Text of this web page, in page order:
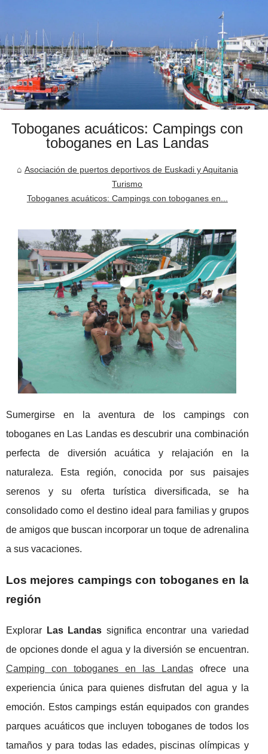
Toboganes acuáticos: Campings con
toboganes en Las Landas
Asociación de puertos deportivos de Euskadi y Aquitania
Turismo
Toboganes acuáticos: Campings con toboganes en...
Sumergirse en la aventura de los campings con
toboganes en Las Landas es descubrir una combinación
perfecta de diversión acuática y relajación en la
naturaleza. Esta región, conocida por sus paisajes
serenos y su oferta turística diversificada, se ha
consolidado como el destino ideal para familias y grupos
de amigos que buscan incorporar un toque de adrenalina
a sus vacaciones.
Los mejores campings con toboganes en la
región
Explorar Las Landas significa encontrar una variedad
de opciones donde el agua y la diversión se encuentran.
Camping con toboganes en las Landasofrece una
experiencia única para quienes disfrutan del agua y la
emoción. Estos campings están equipados con grandes
parques acuáticos que incluyen toboganes de todos los
tamaños y para todas las edades, piscinas olímpicas y